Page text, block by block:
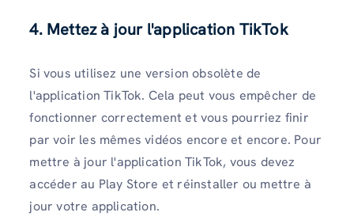
4. Mettez à jour l'application TikTok
Si vous utilisez une version obsolète de
l'application TikTok. Cela peut vous empêcher de
fonctionner correctement et vous pourriez finir
par voir les mêmes vidéos encore et encore. Pour
mettre à jour l'application TikTok, vous devez
accéder au Play Store et réinstaller ou mettre à
jour votre application.